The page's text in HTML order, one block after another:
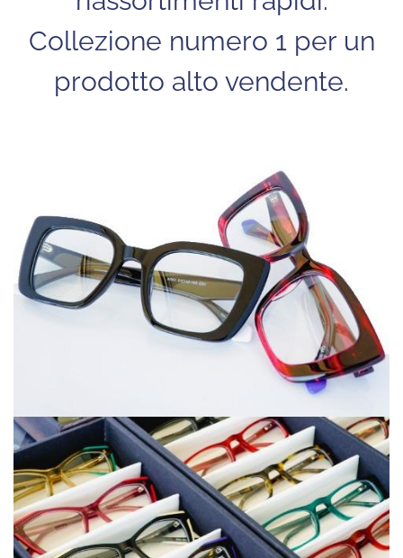
Collezione numero 1 per un
prodotto alto vendente.